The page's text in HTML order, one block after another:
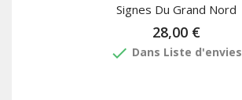
Signes Du Grand Nord
28,00 €
done Dans Liste d'envies